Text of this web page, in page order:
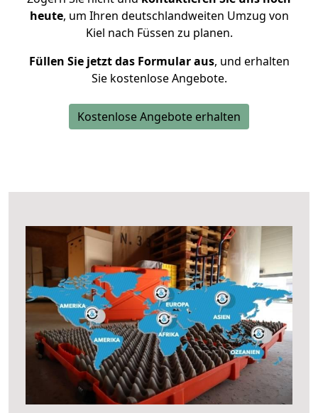
heute, um Ihren deutschlandweiten Umzug von
Kiel nach Füssen zu planen.
Füllen Sie jetzt das Formular aus, und erhalten
Sie kostenlose Angebote.
Kostenlose Angebote erhalten